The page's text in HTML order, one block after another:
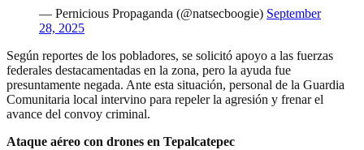
— Pernicious Propaganda (@natsecboogie) September
28, 2025
Según reportes de los pobladores, se solicitó apoyo a las fuerzas
federales destacamentadas en la zona, pero la ayuda fue
presuntamente negada. Ante esta situación, personal de la Guardia
Comunitaria local intervino para repeler la agresión y frenar el
avance del convoy criminal.
Ataque aéreo con drones en Tepalcatepec